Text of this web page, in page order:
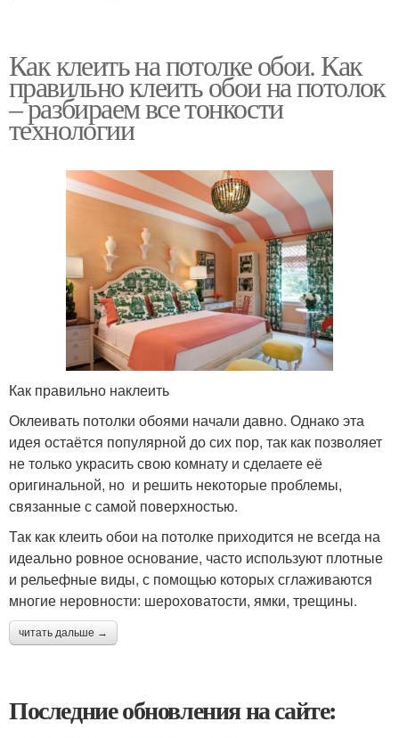
Как клеить на потолке обои. Как
правильно клеить обои на потолок
– разбираем все тонкости
технологии
Как правильно наклеить
Оклеивать потолки обоями начали давно. Однако эта
идея остаётся популярной до сих пор, так как позволяет
не только украсить свою комнату и сделаете её
оригинальной, но и решить некоторые проблемы,
связанные с самой поверхностью.
Так как клеить обои на потолке приходится не всегда на
идеально ровное основание, часто используют плотные
и рельефные виды, с помощью которых сглаживаются
многие неровности: шероховатости, ямки, трещины.
читать дальше →
Последние обновления на сайте: